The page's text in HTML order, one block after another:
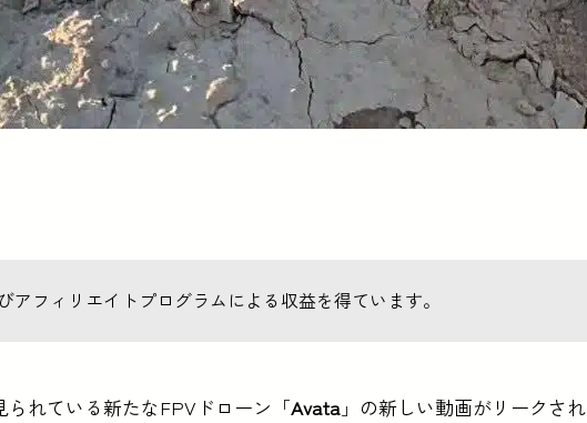
アフィリエイトプログラムによる収益を得ています。
られている新たなFPVドローン「Avata 」の新しい動画がリークされ